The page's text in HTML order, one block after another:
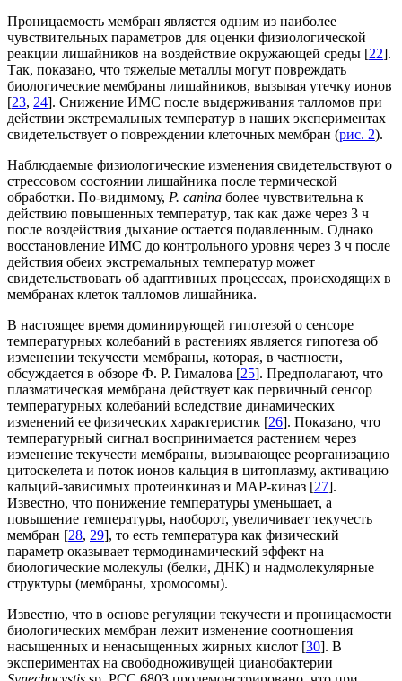
Проницаемость мембран является одним из наиболее
чувствительных параметров для оценки физиологической
реакции лишайников на воздействие окружающей среды [22].
Так, показано, что тяжелые металлы могут повреждать
биологические мембраны лишайников, вызывая утечку ионов
[23, 24]. Снижение ИМС после выдерживания талломов при
действии экстремальных температур в наших экспериментах
свидетельствует о повреждении клеточных мембран (рис. 2).
Наблюдаемые физиологические изменения свидетельствуют о
стрессовом состоянии лишайника после термической
обработки. По-видимому, P. canina более чувствительна к
действию повышенных температур, так как даже через 3 ч
после воздействия дыхание остается подавленным. Однако
восстановление ИМС до контрольного уровня через 3 ч после
действия обеих экстремальных температур может
свидетельствовать об адаптивных процессах, происходящих в
мембранах клеток талломов лишайника.
В настоящее время доминирующей гипотезой о сенсоре
температурных колебаний в растениях является гипотеза об
изменении текучести мембраны, которая, в частности,
обсуждается в обзоре Ф. Р. Гималова [25]. Предполагают, что
плазматическая мембрана действует как первичный сенсор
температурных колебаний вследствие динамических
изменений ее физических характеристик [26]. Показано, что
температурный сигнал воспринимается растением через
изменение текучести мембраны, вызывающее реорганизацию
цитоскелета и поток ионов кальция в цитоплазму, активацию
кальций-зависимых протеинкиназ и МАР-киназ [27].
Известно, что понижение температуры уменьшает, а
повышение температуры, наоборот, увеличивает текучесть
мембран [28, 29], то есть температура как физический
параметр оказывает термодинамический эффект на
биологические молекулы (белки, ДНК) и надмолекулярные
структуры (мембраны, хромосомы).
Известно, что в основе регуляции текучести и проницаемости
биологических мембран лежит изменение соотношения
насыщенных и ненасыщенных жирных кислот [30]. В
экспериментах на свободноживущей цианобактерии